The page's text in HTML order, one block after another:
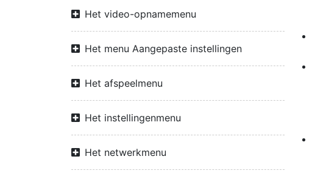
Het video-opnamemenu
Het menu Aangepaste instellingen
Het afspeelmenu
Het instellingenmenu
Het netwerkmenu